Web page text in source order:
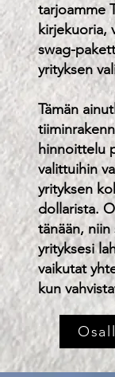
tarjoamme
kirjekuoria,
swag-
yrityksen
Tämän
hinnoittelu
valittuihin
yrityksen
dollarista.
tänään, niin
yrityksesi
vaikutat
kun